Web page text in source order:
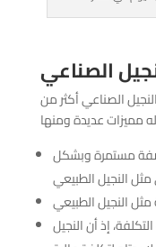
الصناعي
الصناعي أكثر من
بصفة مستمرة وبشكل
إذ أن النجيل